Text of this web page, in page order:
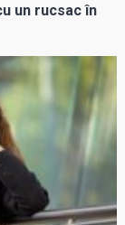
un rucsac în